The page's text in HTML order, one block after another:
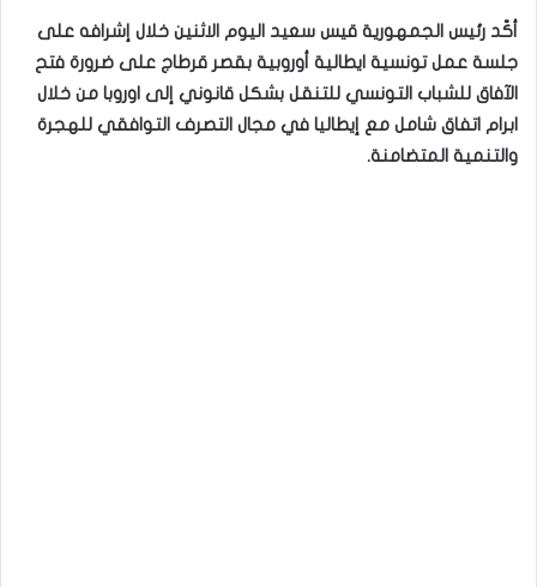
أكّد رئيس الجمهورية قيس سعيد اليوم الاثنين خلال إشرافه على
جلسة عمل تونسية ايطالية أوروبية بقصر قرطاج على ضرورة فتح
الآفاق للشباب التونسي للتنقل بشكل قانوني إلى اوروبا من خلال
ابرام اتفاق شامل مع إيطاليا في مجال التصرف التوافقي للهجرة
والتنمية المتضامنة.